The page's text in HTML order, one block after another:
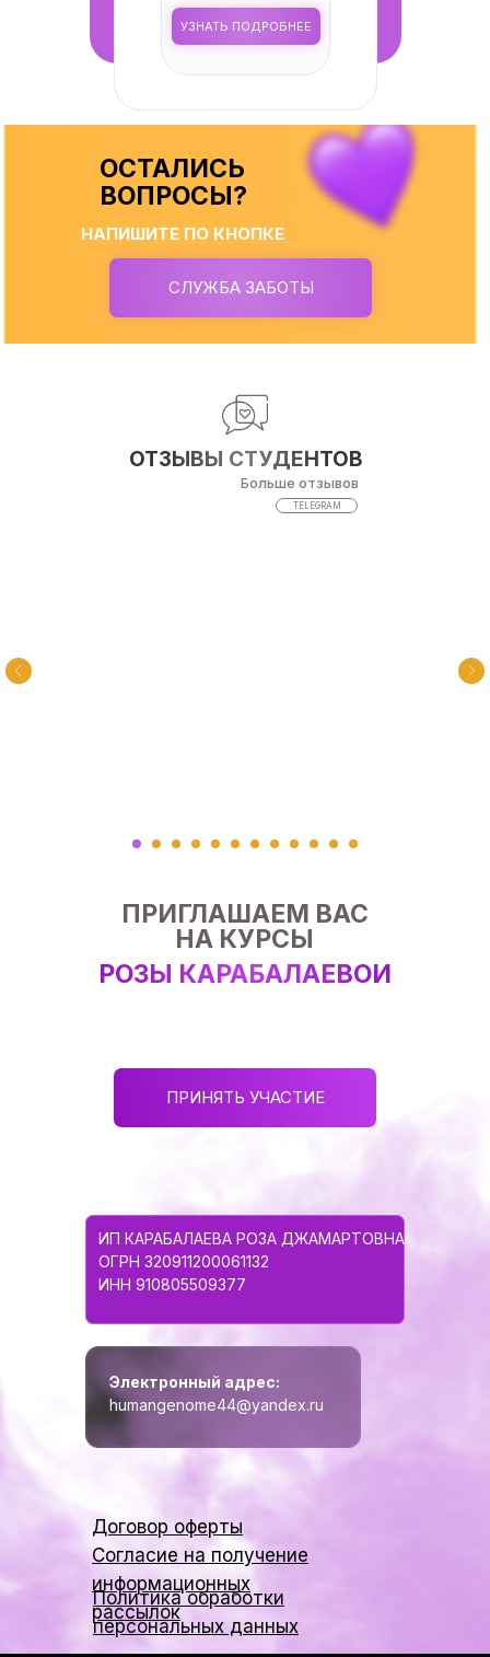
УЗНАТЬ ПОДРОБНЕЕ
ОСТАЛИСЬ
ВОПРОСЫ?
НАПИШИТЕ ПО КНОПКЕ
СЛУЖБА ЗАБОТЫ
ОТЗЫВЫ СТУДЕНТОВ
TELEGRAM
Больше отзывов
Договор оферты
Согласие на получение
информационных
рассылок
Политика обработки
персональных данных
ИП КАРАБАЛАЕВА РОЗА ДЖАМАРТОВНА
ОГРН 320911200061132
ИНН 910805509377
Электронный адрес:
humangenome44@yandex.ru
ПРИГЛАШАЕМ ВАС
НА КУРСЫ
РОЗЫ КАРАБАЛАЕВОЙ
ПРИНЯТЬ УЧАСТИЕ